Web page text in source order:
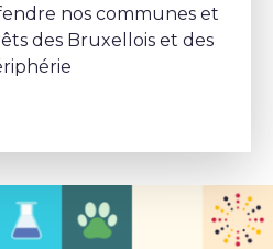
nos communes et
des Bruxellois et des